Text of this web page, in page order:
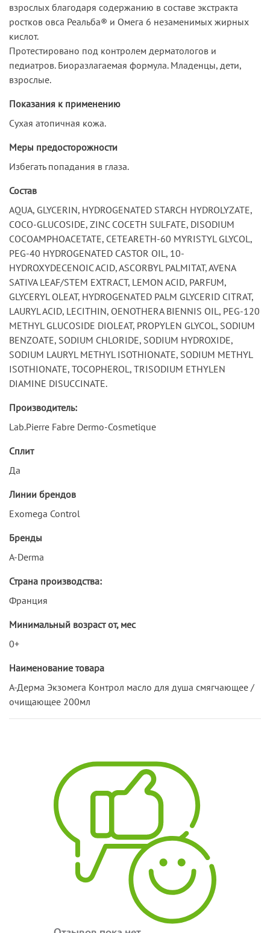
взрослых благодаря содержанию в составе экстракта
ростков овса Реальба® и Омега 6 незаменимых жирных
кислот.
Протестировано под контролем дерматологов и
педиатров. Биоразлагаемая формула. Младенцы, дети,
взрослые.
Показания к применению
Сухая атопичная кожа.
Меры предосторожности
Избегать попадания в глаза.
Состав
AQUA, GLYCERIN, HYDROGENATED STARCH HYDROLYZATE,
COCO-GLUCOSIDE, ZINC COCETH SULFATE, DISODIUM
COCOAMPHOACETATE, CETEARETH-60 MYRISTYL GLYCOL,
PEG-40 HYDROGENATED CASTOR OIL, 10-
HYDROXYDECENOIC ACID, ASCORBYL PALMITAT, AVENA
SATIVA LEAF/STEM EXTRACT, LEMON ACID, PARFUM,
GLYCERYL OLEAT, HYDROGENATED PALM GLYCERID CITRAT,
LAURYL ACID, LECITHIN, OENOTHERA BIENNIS OIL, PEG-120
METHYL GLUCOSIDE DIOLEAT, PROPYLEN GLYCOL, SODIUM
BENZOATE, SODIUM CHLORIDE, SODIUM HYDROXIDE,
SODIUM LAURYL METHYL ISOTHIONATE, SODIUM METHYL
ISOTHIONATE, TOCOPHEROL, TRISODIUM ETHYLEN
DIAMINE DISUCCINATE.
Производитель:
Lab.Pierre Fabre Dermo-Cosmetique
Сплит
Да
Линии брендов
Exomega Control
Бренды
A-Derma
Страна производства:
Франция
Минимальный возраст от, мес
0+
Наименование товара
А-Дерма Экзомега Контрол масло для душа смягчающее /
очищающее 200мл